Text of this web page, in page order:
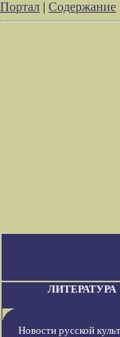
Портал | Содержание
ЛИТЕРАТУРА
Новости русской